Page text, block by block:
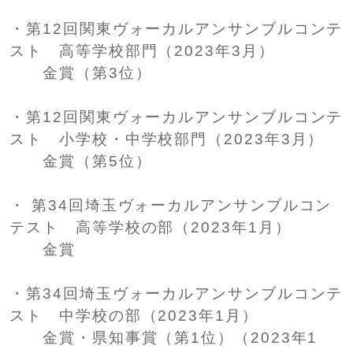
・第12回関東ヴォーカルアンサンブルコンテ
スト 高等学校部門（2023年3月）
金賞（第3位）
・第12回関東ヴォーカルアンサンブルコンテ
スト 小学校・中学校部門（2023年3月）
金賞（第5位）
・ 第34回埼玉ヴォーカルアンサンブルコン
テスト 高等学校の部（2023年1月）
金賞
・第34回埼玉ヴォーカルアンサンブルコンテ
スト 中学校の部（2023年1月）
金賞・県知事賞（第1位）（2023年1